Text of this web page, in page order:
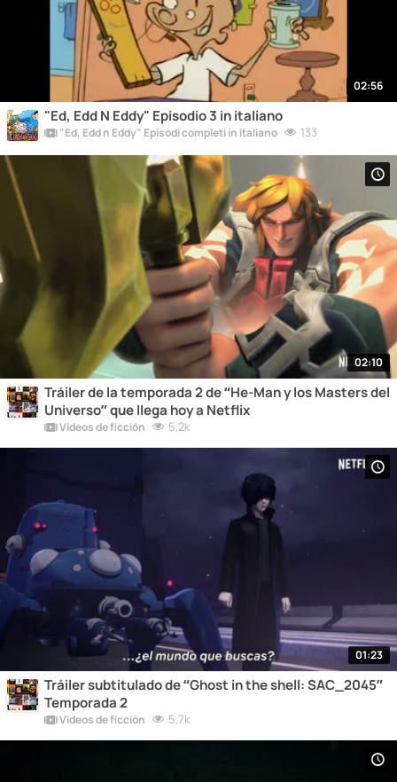
02:56
"Ed, Edd N Eddy" Episodio 3 in italiano
"Ed, Edd n Eddy" Episodi completi in italiano 133
02:10
Tráiler de la temporada 2 de “He-Man y los Masters del
Universo” que llega hoy a Netflix
Vídeos de ficción 5,2k
01:23
Tráiler subtitulado de “Ghost in the shell: SAC_2045”
Temporada 2
Vídeos de ficción 5,7k